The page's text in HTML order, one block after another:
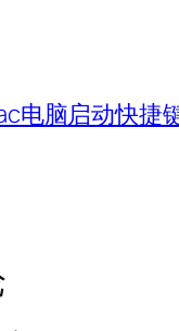
电脑启动快捷